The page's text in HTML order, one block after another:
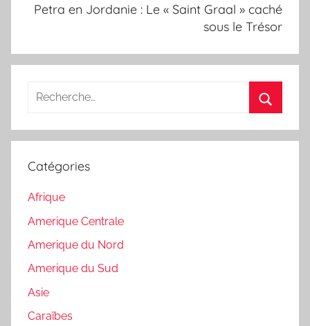
Petra en Jordanie : Le « Saint Graal » caché
sous le Trésor
Recherche
:
Catégories
Afrique
Amerique Centrale
Amerique du Nord
Amerique du Sud
Asie
Caraïbes